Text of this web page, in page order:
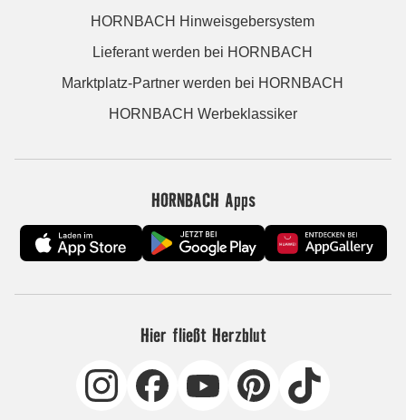
HORNBACH Hinweisgebersystem
Lieferant werden bei HORNBACH
Marktplatz-Partner werden bei HORNBACH
HORNBACH Werbeklassiker
HORNBACH Apps
Hier fließt Herzblut